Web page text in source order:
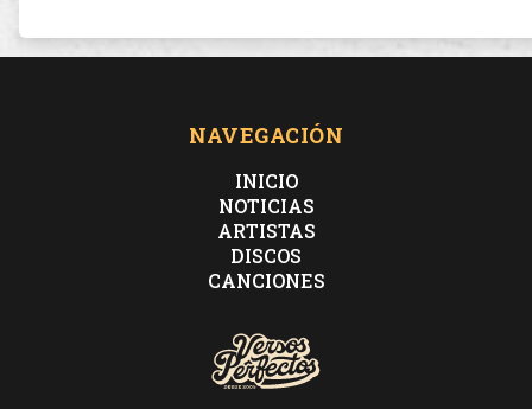
NAVEGACIÓN
INICIO
NOTICIAS
ARTISTAS
DISCOS
CANCIONES